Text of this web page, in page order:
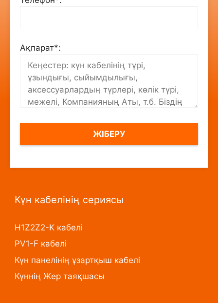
Ақпарат*:
Күн кабелінің сериясы
H1Z2Z2-K кабелі
PV1-F кабелі
Күн панелінің ұзартқыш кабелі
Күннің Жер таяқшасы